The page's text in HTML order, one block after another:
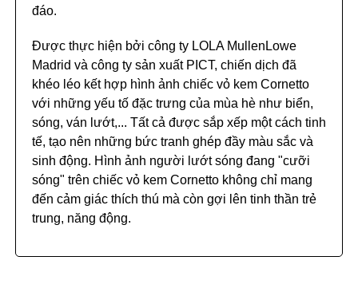
đáo.
Được thực hiện bởi công ty LOLA MullenLowe
Madrid và công ty sản xuất PICT, chiến dịch đã
khéo léo kết hợp hình ảnh chiếc vỏ kem Cornetto
với những yếu tố đặc trưng của mùa hè như biển,
sóng, ván lướt,... Tất cả được sắp xếp một cách tinh
tế, tạo nên những bức tranh ghép đầy màu sắc và
sinh động. Hình ảnh người lướt sóng đang "cưỡi
sóng" trên chiếc vỏ kem Cornetto không chỉ mang
đến cảm giác thích thú mà còn gợi lên tinh thần trẻ
trung, năng động.